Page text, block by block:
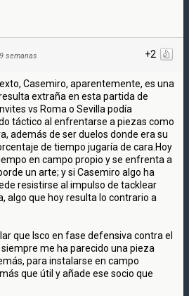
+2
semanas
Casemiro, aparentemente, es una
extraña en esta partida de
vs Roma o Sevilla podía
táctico al enfrentarse a piezas como
además de ser duelos donde era su
de tiempo jugaría de cara.Hoy
en campo propio y se enfrenta a
un arte; y si Casemiro algo ha
resistirse al impulso de tacklear
algo que hoy resulta lo contrario a
que Isco en fase defensiva contra el
me ha parecido una pieza
para instalarse en campo
que útil y añade ese socio que